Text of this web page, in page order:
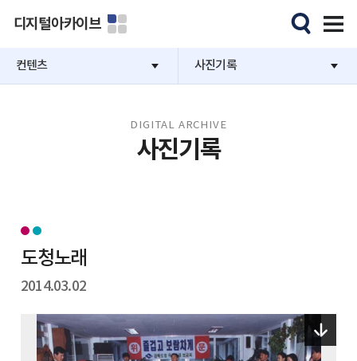
디지털아카이브
컨텐츠 사진기록
DIGITAL ARCHIVE
사진기록
도청노래
2014.03.02